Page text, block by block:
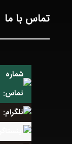
تماس با ما
شماره
تماس:
تلگرام: